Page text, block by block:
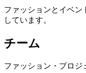
ファッションとイベ
しています。
チーム
ファッション・プロジ